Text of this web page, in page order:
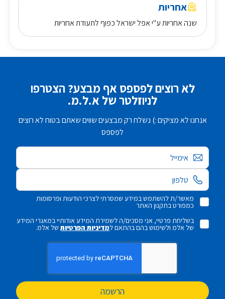
אחריות
שנה אחריות ע"י אפל ישראל כפוף לתעודת אחריות
לא רוצים לפספס אף מבצע? הצטרפו
לניוזלטר של א.ל.מ.
אנחנו לא מציקים :) נשלח רק מבצעים שווים שאתם בטוח לא רוצים
לפספס
אימייל
מאשר/ת להשתמש במידע שמסרתי לצרכי הודעות ופרסומות
כמפורט בתקנון האתר
בשליחת פרטיי, אני מסכים/ה לשמירת המידע אודותיי במאגרי המידע
של אלמ ולשימוש בהם בהתאם למדיניות הפרטיותשל אלמ.
הרשמה